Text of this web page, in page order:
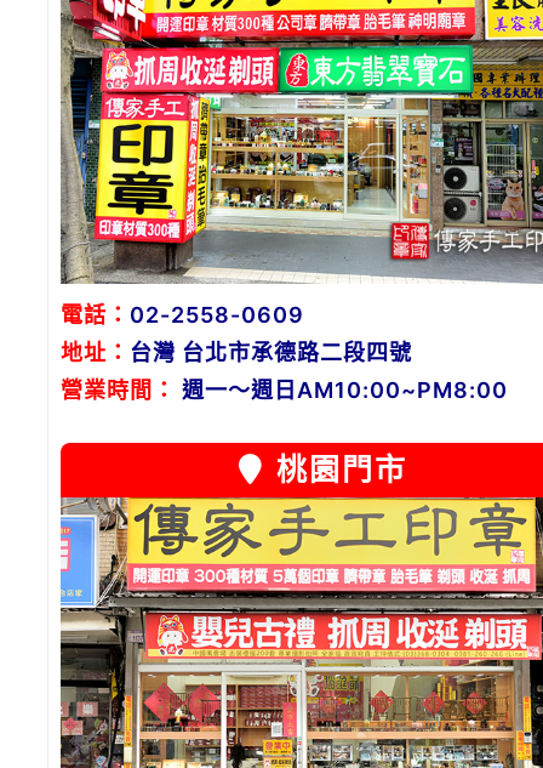
電話： 02-2558-0609
地址： 台灣 台北市承德路二段四號
營業時間：
週一～週日AM10:00~PM8:00
桃園門市